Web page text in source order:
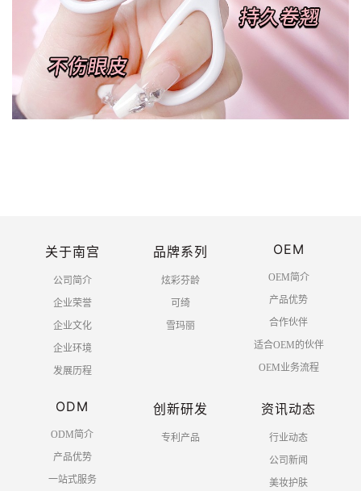
关于南宫
公司简介
企业荣誉
企业文化
企业环境
发展历程
品牌系列
炫彩芬龄
可绮
雪玛丽
OEM
OEM简介
产品优势
合作伙伴
适合OEM的伙伴
OEM业务流程
ODM
ODM简介
产品优势
一站式服务
创新研发
专利产品
资讯动态
行业动态
公司新闻
美妆护肤